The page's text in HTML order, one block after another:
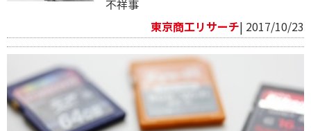
不祥事
東京商工リサーチ| 2017/10/23